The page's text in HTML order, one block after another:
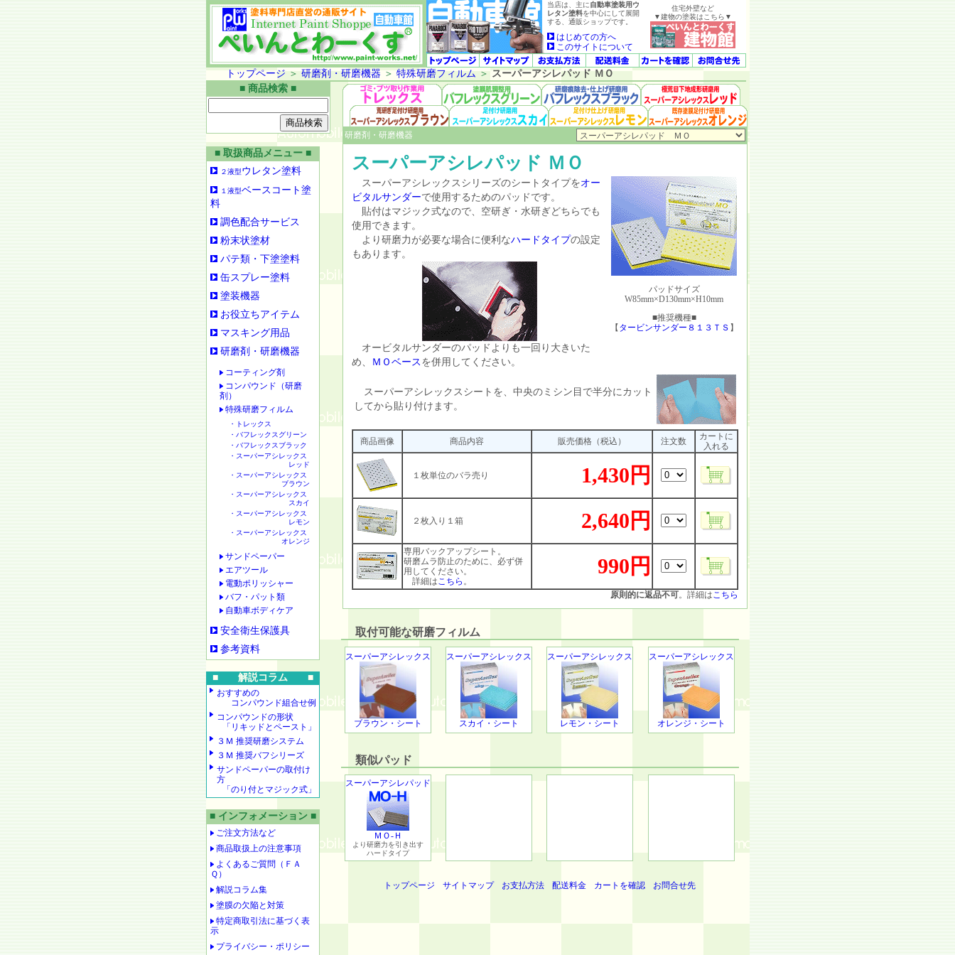
当店は、主に自動車塗装用ウ
レタン塗料を中心にして展開
する、通販ショップです。
はじめての方へ
このサイトについて
住宅外壁など
▼建物の塗装はこちら▼
トップページ ＞ 研磨剤・研磨機器 ＞ 特殊研磨フィルム ＞ スーパーアシレパッド ＭＯ
■ 商品検索 ■
■ 取扱商品メニュー ■
２液型ウレタン塗料
１液型ベースコート塗
料
調色配合サービス
粉末状塗材
パテ類・下塗塗料
缶スプレー塗料
塗装機器
お役立ちアイテム
マスキング用品
研磨剤・研磨機器
コーティング剤
コンパウンド（研磨
剤）
特殊研磨フィルム
・トレックス
・バフレックスグリーン
・バフレックスブラック
・スーパーアシレックス
レッド
・スーパーアシレックス
ブラウン
・スーパーアシレックス
スカイ
・スーパーアシレックス
レモン
・スーパーアシレックス
オレンジ
サンドペーパー
エアツール
電動ポリッシャー
バフ・パット類
自動車ボディケア
安全衛生保護具
参考資料
■ 解説コラム ■
おすすめの
コンパウンド組合せ例
コンパウンドの形状
「リキッドとペースト」
３Ｍ 推奨研磨システム
３Ｍ 推奨バフシリーズ
サンドペーパーの取付け
方
「のり付とマジック式」
■ インフォメーション ■
ご注文方法など
商品取扱上の注意事項
よくあるご質問（ＦＡ
Ｑ）
解説コラム集
塗膜の欠陥と対策
特定商取引法に基づく表
示
プライバシー・ポリシー
研磨剤・研磨機器
スーパーアシレパッド ＭＯ
スーパーアシレックスシリーズのシートタイプをオー
ビタルサンダーで使用するためのパッドです。
貼付はマジック式なので、空研ぎ・水研ぎどちらでも
使用できます。
より研磨力が必要な場合に便利なハードタイプの設定
もあります。
オービタルサンダーのパッドよりも一回り大きいた
め、
ＭＯベース を併用してください。
パッドサイズ
W85mm×D130mm×H10mm
■推奨機種■
【 タービンサンダー８１３ＴＳ 】
スーパーアシレックスシートを、中央のミシン目で半分にカット
してから貼り付けます。
商品画像 商品内容 販売価格（税込） 注文数
カートに
入れる
１枚単位のバラ売り 1,430円
２枚入り１箱 2,640円
専用バックアップシート。
研磨ムラ防止のために、必ず併
用してください。
詳細はこちら 。
990円
原則的に返品不可。詳細はこちら
取付可能な研磨フィルム
スーパーアシレックス
ブラウン・シート
スーパーアシレックス
スカイ・シート
スーパーアシレックス
レモン・シート
スーパーアシレックス
オレンジ・シート
類似パッド
スーパーアシレパッド
ＭＯ-Ｈ
より研磨力を引き出す
ハードタイプ
トップページ サイトマップ お支払方法 配送料金 カートを確認 お問合せ先